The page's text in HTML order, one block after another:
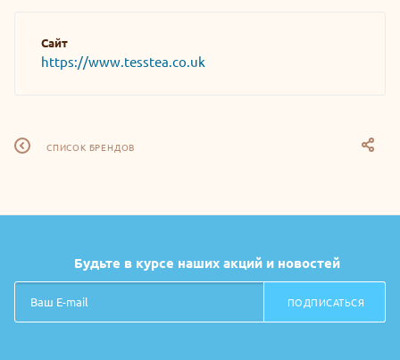
Сайт
https://www.tesstea.co.uk
СПИСОК БРЕНДОВ
Будьте в курсе наших акций и новостей
ПОДПИСАТЬСЯ